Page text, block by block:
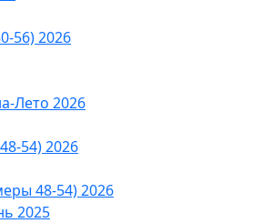
56) 2026
Лето 2026
54) 2026
48-54) 2026
2025